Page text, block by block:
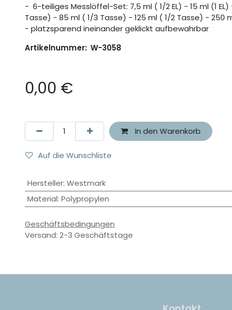
- 6-teiliges Messlöffel-Set: 7,5 ml ( 1/2 EL) - 15 ml (1
Tasse) - 85 ml ( 1/3 Tasse) - 125 ml ( 1/2 Tasse) - 250
- platzsparend ineinander geklickt aufbewahrbar
Artikelnummer: W-3058
0,00 €
In den Warenkorb
Auf die Wunschliste
Hersteller: Westmark
Material: Polypropylen
Geschäftsbedingungen
Versand: 2-3 Geschäftstage